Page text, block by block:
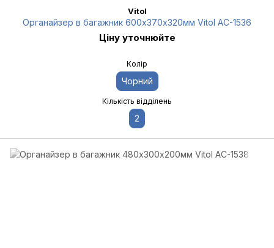
Vitol
Органайзер в багажник 600х370х320мм Vitol AC-1536
Ціну уточнюйте
Колір
Чорний
Кількість відділень
2